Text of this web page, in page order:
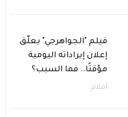
فيلم "الجواهرجي" يعلّق
إعلان إيراداته اليومية
مؤقتًا.. فما السبب؟
أفلام